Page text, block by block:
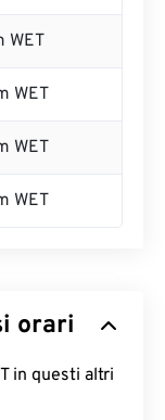
WET
WET
WET
WET
orari
in questi altri